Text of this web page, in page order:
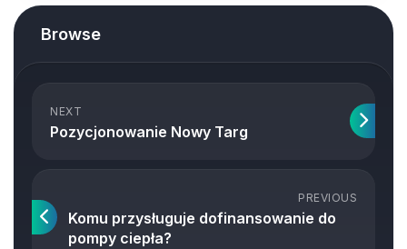
Browse
NEXT
Pozycjonowanie Nowy Targ
PREVIOUS
Komu przysługuje dofinansowanie do
pompy ciepła?